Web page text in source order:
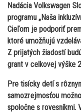
Nadácia Volkswagen
programu „Naša
Cieľom je podporiť
ktoré umožňujú
Z prijatých žiadostí
grant v celkovej výške
Pre tisícky detí s
samozrejmosťou
spoločne s rovesníkmi.